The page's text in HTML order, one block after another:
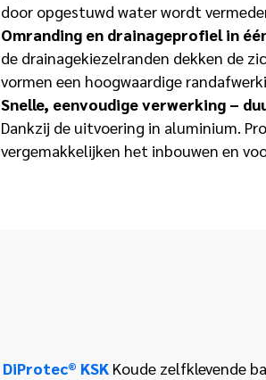
door opgestuwd water wordt
Omranding en drainageprofiel in
de drainagekiezelranden dekken de
vormen een hoogwaardige
Snelle, eenvoudige verwerking –
Dankzij de uitvoering in aluminium.
vergemakkelijken het inbouwen en
DiProtec® KSK Koude zelfklevende